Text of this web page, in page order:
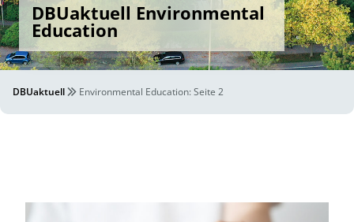
DBUaktuell Environmental
Education
DBUaktuell Environmental Education: Seite 2